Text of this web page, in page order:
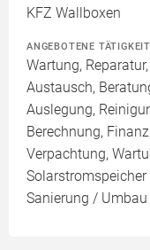
KFZ Wallboxen
ANGEBOTENE
Wartung,
Austausch,
Auslegung,
Berechnung,
Verpachtung,
Solarstromspeicher
Sanierung / Umbau